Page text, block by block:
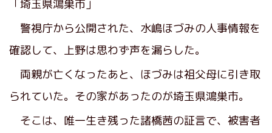
「埼玉県鴻巣市」
警視庁から公開された、水嶋ほづみの人事情報を
確認して、上野は思わず声を漏らした。
両親が亡くなったあと、ほづみは祖父母に引き取
られていた。その家があったのが埼玉県鴻巣市。
そこは、唯一生き残った諸橋茜の証言で、被害者